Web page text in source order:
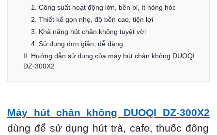
1. Công suất hoạt động lớn, bền bỉ, ít hỏng hóc
2. Thiết kế gọn nhẹ, độ bền cao, tiện lợi
3. Khả năng hút chân không tuyệt vời
4. Sử dụng đơn giản, dễ dàng
II. Hướng dẫn sử dụng của máy hút chân không DUOQI
DZ-300X2
Máy hút chân không DUOQI DZ-300X2
dùng để sử dụng hút trà, cafe, thuốc đông